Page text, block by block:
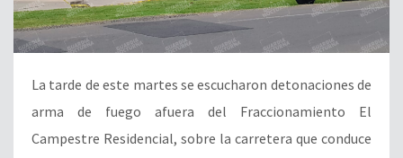
La tarde de este martes se escucharon detonaciones de
arma de fuego afuera del Fraccionamiento El
Campestre Residencial, sobre la carretera que conduce